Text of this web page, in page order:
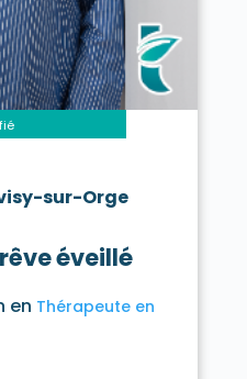
sur-Orge
éveillé
en Thérapeute en